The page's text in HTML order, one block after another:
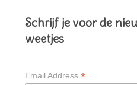
Schrijf je voor de
weetjes
Email Address *